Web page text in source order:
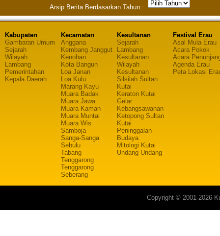
Arsip Berita Berdasarkan Tahun :
Kabupaten
Gambaran Umum
Sejarah
Wilayah
Lambang
Pemerintahan
Kepala Daerah
Kecamatan
Anggana
Kembang Janggut
Kenohan
Kota Bangun
Loa Janan
Loa Kulu
Marang Kayu
Muara Badak
Muara Jawa
Muara Kaman
Muara Muntai
Muara Wis
Samboja
Sanga-Sanga
Sebulu
Tabang
Tenggarong
Tenggarong
Seberang
Kesultanan
Sejarah
Lambang
Kesultanan
Wilayah
Kesultanan
Silsilah Sultan
Kutai
Keraton Kutai
Gelar
Kebangsawanan
Ketopong Sultan
Kutai
Peninggalan
Budaya
Mitologi Kutai
Undang Undang
Festival Erau
Asal Mula Erau
Acara Pokok
Acara
Agenda Erau
Peta Lokasi
Copyright © 2001-2026